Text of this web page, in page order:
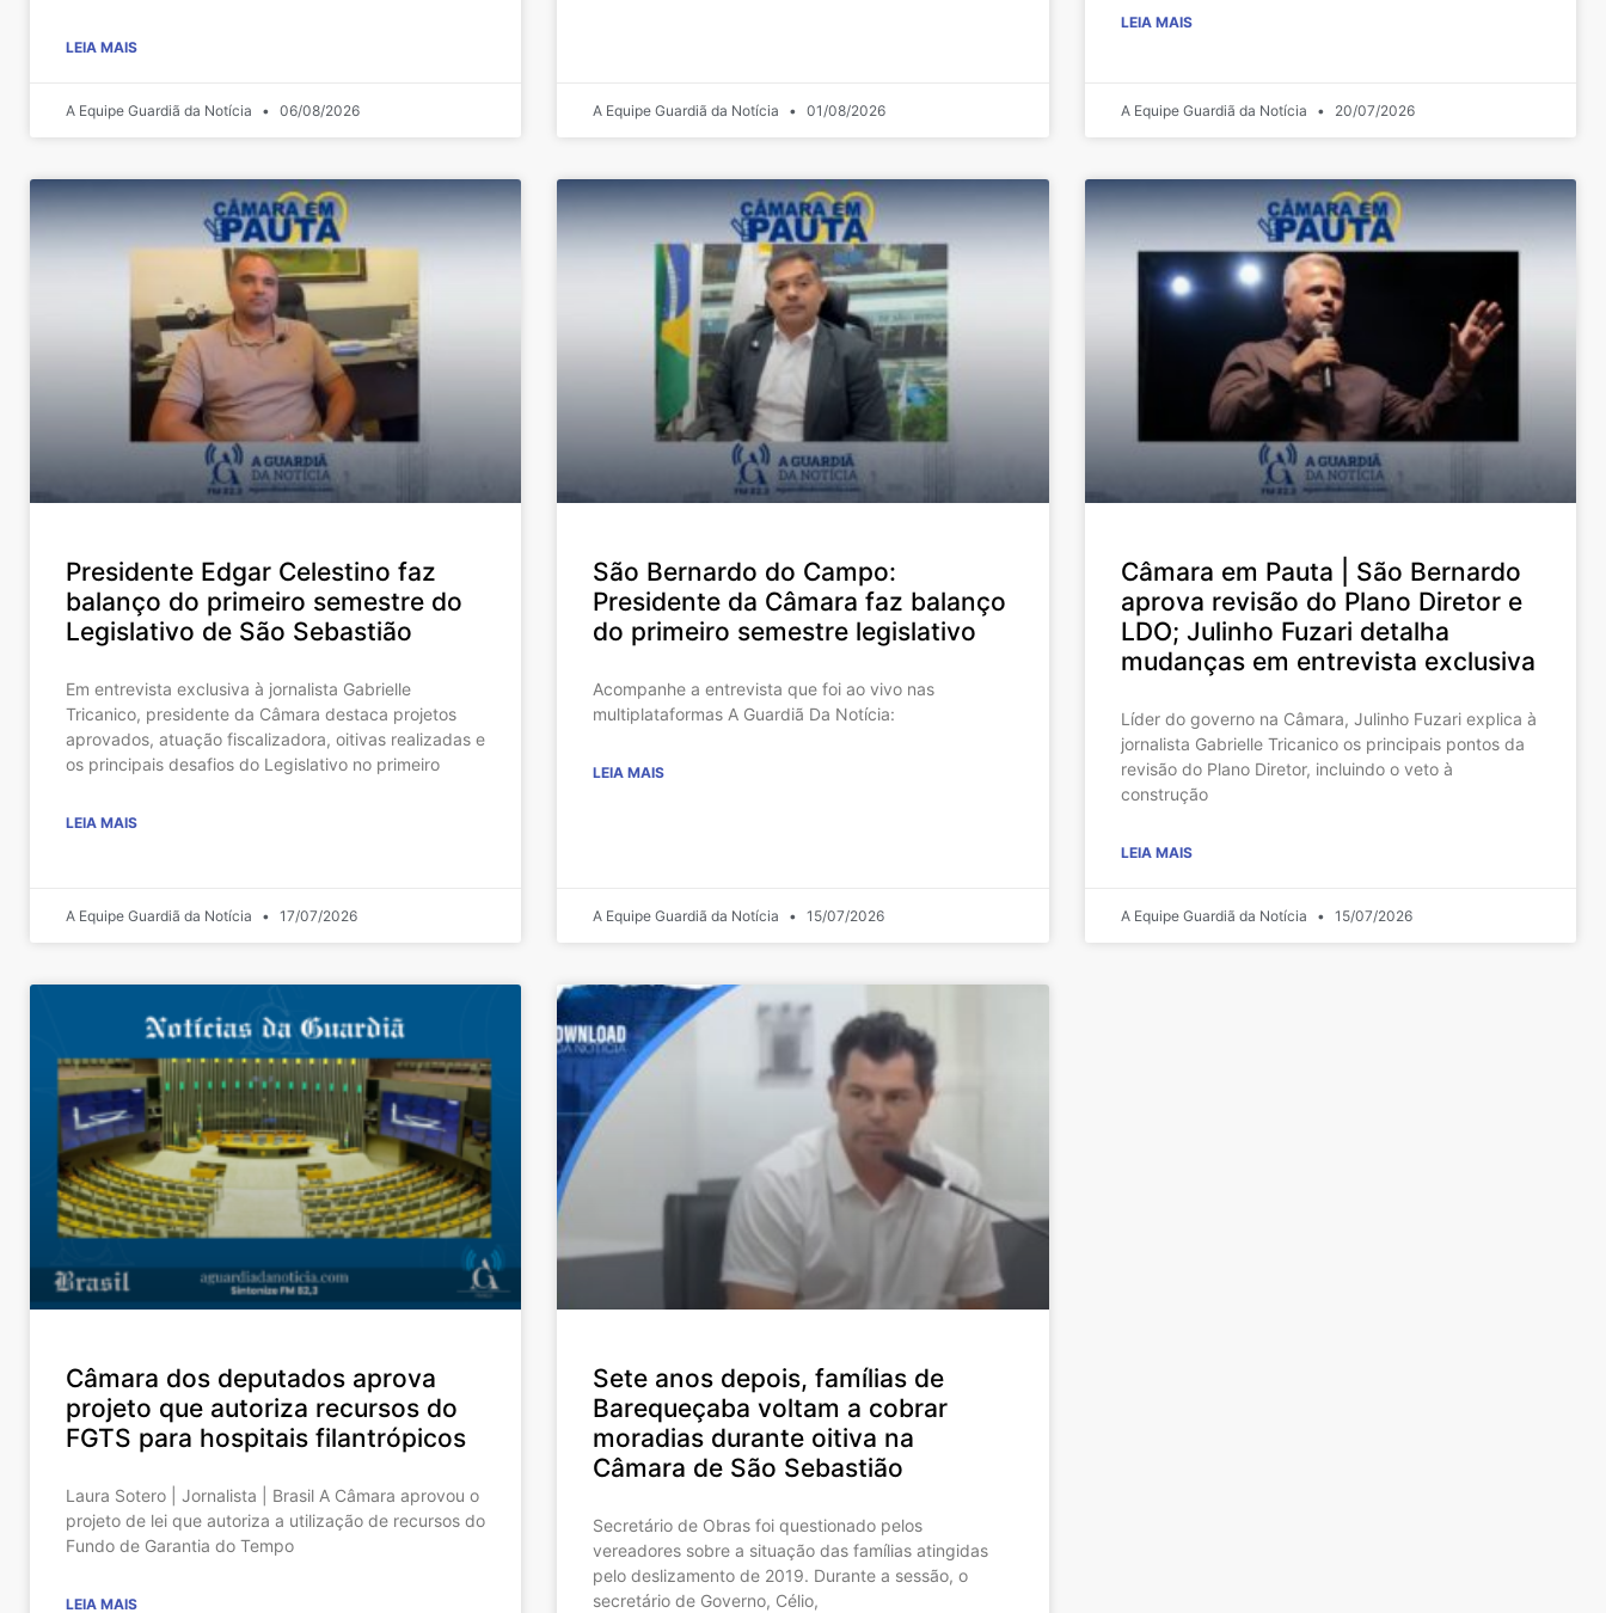
LEIA MAIS
A Equipe Guardiã da Notícia 06/08/2026 A Equipe Guardiã da Notícia 01/08/2026
LEIA MAIS
A Equipe Guardiã da Notícia 20/07/2026
Presidente Edgar Celestino faz
balanço do primeiro semestre do
Legislativo de São Sebastião
Em entrevista exclusiva à jornalista Gabrielle
Tricanico, presidente da Câmara destaca projetos
aprovados, atuação fiscalizadora, oitivas realizadas e
os principais desafios do Legislativo no primeiro
LEIA MAIS
A Equipe Guardiã da Notícia 17/07/2026
São Bernardo do Campo:
Presidente da Câmara faz balanço
do primeiro semestre legislativo
Acompanhe a entrevista que foi ao vivo nas
multiplataformas A Guardiã Da Notícia:
LEIA MAIS
A Equipe Guardiã da Notícia 15/07/2026
Câmara em Pauta | São Bernardo
aprova revisão do Plano Diretor e
LDO; Julinho Fuzari detalha
mudanças em entrevista exclusiva
Líder do governo na Câmara, Julinho Fuzari explica à
jornalista Gabrielle Tricanico os principais pontos da
revisão do Plano Diretor, incluindo o veto à
construção
LEIA MAIS
A Equipe Guardiã da Notícia 15/07/2026
Câmara dos deputados aprova
projeto que autoriza recursos do
FGTS para hospitais filantrópicos
Laura Sotero | Jornalista | Brasil A Câmara aprovou o
projeto de lei que autoriza a utilização de recursos do
Fundo de Garantia do Tempo
LEIA MAIS
Sete anos depois, famílias de
Barequeçaba voltam a cobrar
moradias durante oitiva na
Câmara de São Sebastião
Secretário de Obras foi questionado pelos
vereadores sobre a situação das famílias atingidas
pelo deslizamento de 2019. Durante a sessão, o
secretário de Governo, Célio,